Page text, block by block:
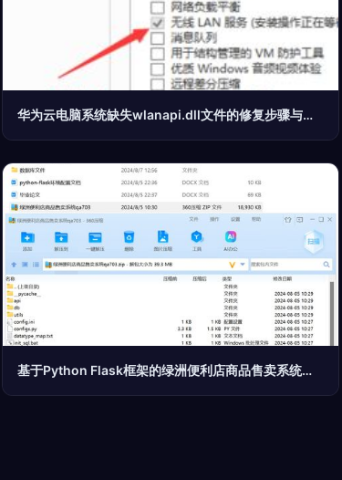
华为云电脑系统缺失wlanapi.dll文件的修复步骤与使用技巧
基于Python Flask框架的绿洲便利店商品售卖系统的设计与实现